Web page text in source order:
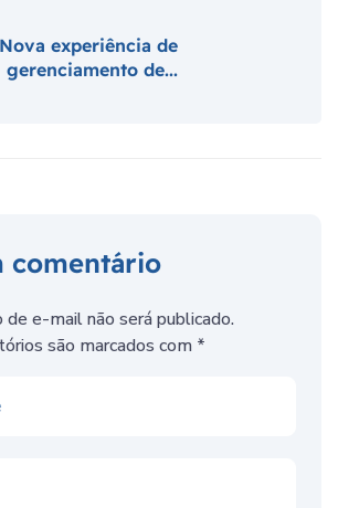
experiência de
gerenciamento de...
comentário
de e-mail não será publicado.
são marcados com *